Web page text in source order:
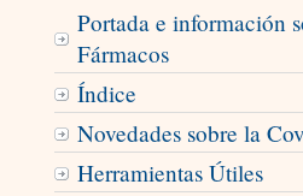
Portada e información
Fármacos
Índice
Novedades sobre la
Herramientas Útiles